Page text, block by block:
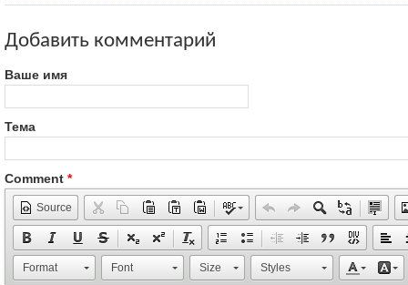
Добавить комментарий
Ваше имя
Тема
Comment *
Source
Format Font Size Styles